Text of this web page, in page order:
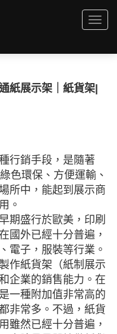
通紙展示架｜紙貨架|
行銷手段，是隨著
色環保、方便運輸、
所中，能起到展示商
。
期盛行於歐美，印刷
國外已經十分普遍，
電子，服裝等行業。
作紙貨架（紙制展示
企業的銷售能力。在
一種附加值非常高的
非常多。不過，紙貨
雖然已經十分普遍，